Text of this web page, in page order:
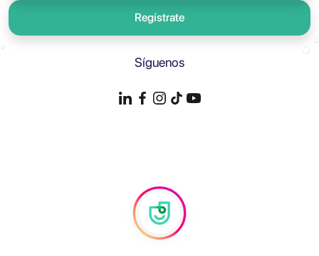
Regístrate
Síguenos